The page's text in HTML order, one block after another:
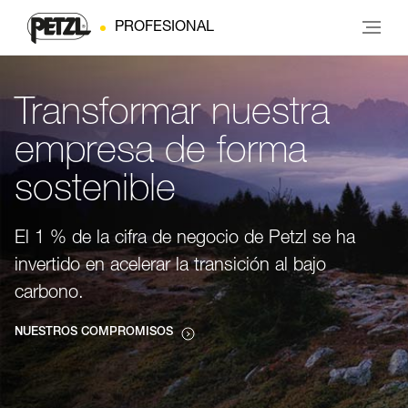
PROFESIONAL
Transformar nuestra
empresa de forma
sostenible
El 1 % de la cifra de negocio de Petzl se ha
invertido en acelerar la transición al bajo
carbono.
NUESTROS COMPROMISOS